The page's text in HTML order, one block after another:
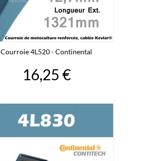
Courroie 4L520 - Continental
16,25 €